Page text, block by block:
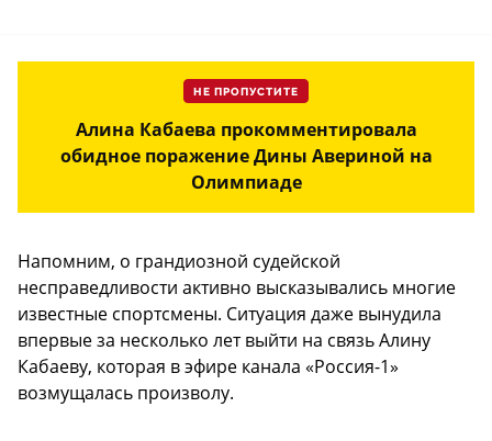
НЕ ПРОПУСТИТЕ
Алина Кабаева прокомментировала
обидное поражение Дины Авериной на
Олимпиаде
Напомним, о грандиозной судейской
несправедливости активно высказывались многие
известные спортсмены. Ситуация даже вынудила
впервые за несколько лет выйти на связь Алину
Кабаеву, которая в эфире канала «Россия-1»
возмущалась произволу.